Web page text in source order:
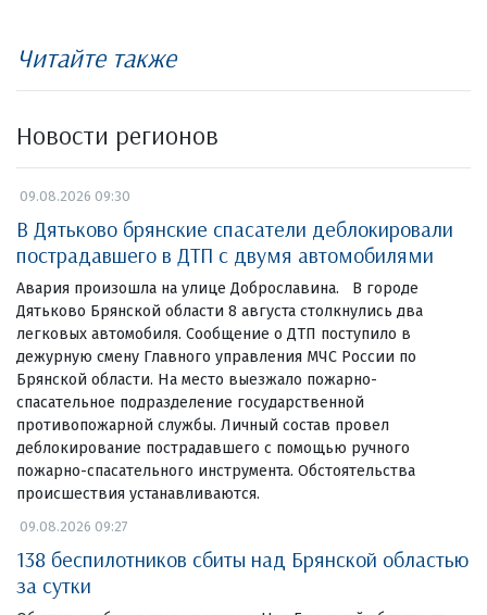
Читайте также
Новости регионов
09.08.2026 09:30
В Дятьково брянские спасатели деблокировали
пострадавшего в ДТП с двумя автомобилями
Авария произошла на улице Доброславина. В городе
Дятьково Брянской области 8 августа столкнулись два
легковых автомобиля. Сообщение о ДТП поступило в
дежурную смену Главного управления МЧС России по
Брянской области. На место выезжало пожарно-
спасательное подразделение государственной
противопожарной службы. Личный состав провел
деблокирование пострадавшего с помощью ручного
пожарно-спасательного инструмента. Обстоятельства
происшествия устанавливаются.
09.08.2026 09:27
138 беспилотников сбиты над Брянской областью
за сутки